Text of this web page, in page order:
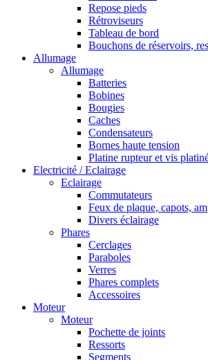
Repose pieds
Rétroviseurs
Tableau de bord
Bouchons de réservoirs,
Allumage
Allumage
Batteries
Bobines
Bougies
Caches
Condensateurs
Bornes haute tension
Platine rupteur et vis
Electricité / Eclairage
Eclairage
Commutateurs
Feux de plaque, capots,
Divers éclairage
Phares
Cerclages
Paraboles
Verres
Phares complets
Accessoires
Moteur
Moteur
Pochette de joints
Ressorts
Segments